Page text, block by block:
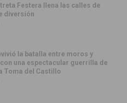
Festera llena las calles de
diversión
la batalla entre moros y
una espectacular guerrilla de
Toma del Castillo